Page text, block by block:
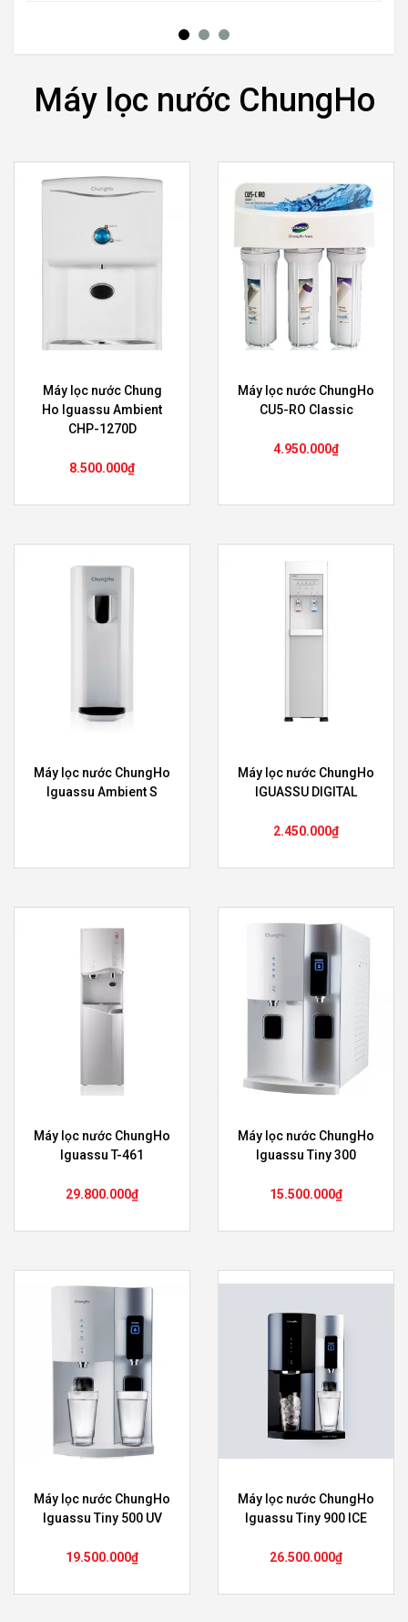
Máy lọc nước ChungHo
Máy lọc nước Chung
Ho Iguassu Ambient
CHP-1270D
8.500.000₫
Máy lọc nước ChungHo
CU5-RO Classic
4.950.000₫
Máy lọc nước ChungHo
Iguassu Ambient S
Máy lọc nước ChungHo
IGUASSU DIGITAL
2.450.000₫
Máy lọc nước ChungHo
Iguassu T-461
29.800.000₫
Máy lọc nước ChungHo
Iguassu Tiny 300
15.500.000₫
Máy lọc nước ChungHo
Iguassu Tiny 500 UV
19.500.000₫
Máy lọc nước ChungHo
Iguassu Tiny 900 ICE
26.500.000₫